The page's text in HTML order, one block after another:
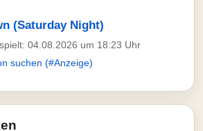
(Saturday Night)
04.08.2026 um 18:23 Uhr
suchen (#Anzeige)